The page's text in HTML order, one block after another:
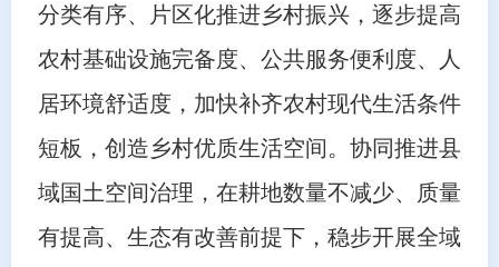
分类有序、片区化推进乡村振兴，逐步提高
农村基础设施完备度、公共服务便利度、人
居环境舒适度，加快补齐农村现代生活条件
短板，创造乡村优质生活空间。协同推进县
域国土空间治理，在耕地数量不减少、质量
有提高、生态有改善前提下，稳步开展全域